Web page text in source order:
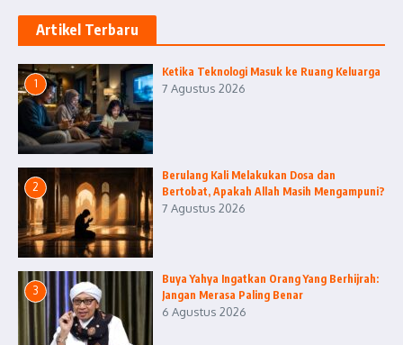
Artikel Terbaru
1
Ketika Teknologi Masuk ke Ruang Keluarga
7 Agustus 2026
2
Berulang Kali Melakukan Dosa dan
Bertobat, Apakah Allah Masih Mengampuni?
7 Agustus 2026
3
Buya Yahya Ingatkan Orang Yang Berhijrah:
Jangan Merasa Paling Benar
6 Agustus 2026